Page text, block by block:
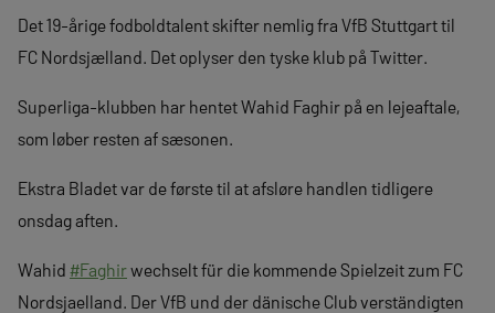
Det 19-årige fodboldtalent skifter nemlig fra VfB Stuttgart til
FC Nordsjælland. Det oplyser den tyske klub på Twitter.
Superliga-klubben har hentet Wahid Faghir på en lejeaftale,
som løber resten af sæsonen.
Ekstra Bladet var de første til at afsløre handlen tidligere
onsdag aften.
Wahid #Faghirwechselt für die kommende Spielzeit zum FC
Nordsjaelland. Der VfB und der dänische Club verständigten